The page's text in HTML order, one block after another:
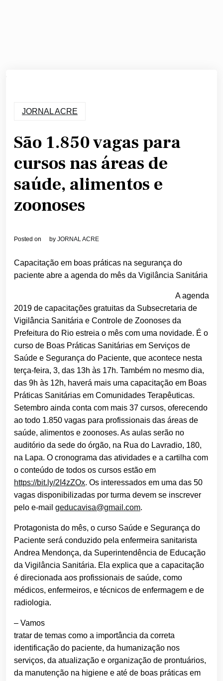
JORNAL ACRE
São 1.850 vagas para
cursos nas áreas de
saúde, alimentos e
zoonoses
Posted on by JORNAL ACRE
Capacitação em boas práticas na segurança do
paciente abre a agenda do mês da Vigilância Sanitária
A agenda
2019 de capacitações gratuitas da Subsecretaria de
Vigilância Sanitária e Controle de Zoonoses da
Prefeitura do Rio estreia o mês com uma novidade. É o
curso de Boas Práticas Sanitárias em Serviços de
Saúde e Segurança do Paciente, que acontece nesta
terça-feira, 3, das 13h às 17h. Também no mesmo dia,
das 9h às 12h, haverá mais uma capacitação em Boas
Práticas Sanitárias em Comunidades Terapêuticas.
Setembro ainda conta com mais 37 cursos, oferecendo
ao todo 1.850 vagas para profissionais das áreas de
saúde, alimentos e zoonoses. As aulas serão no
auditório da sede do órgão, na Rua do Lavradio, 180,
na Lapa. O cronograma das atividades e a cartilha com
o conteúdo de todos os cursos estão em
https://bit.ly/2I4zZOx. Os interessados em uma das 50
vagas disponibilizadas por turma devem se inscrever
pelo e-mail geducavisa@gmail.com.
Protagonista do mês, o curso Saúde e Segurança do
Paciente será conduzido pela enfermeira sanitarista
Andrea Mendonça, da Superintendência de Educação
da Vigilância Sanitária. Ela explica que a capacitação
é direcionada aos profissionais de saúde, como
médicos, enfermeiros, e técnicos de enfermagem e de
radiologia.
– Vamos
tratar de temas como a importância da correta
identificação do paciente, da humanização nos
serviços, da atualização e organização de prontuários,
da manutenção na higiene e até de boas práticas em